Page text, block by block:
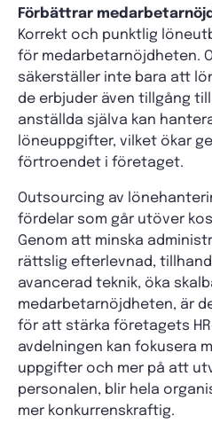
Förbättrar
Korrekt och punktlig
för medarbetarnöjdheten.
säkerställer inte bara att
de erbjuder även tillgång
anställda själva kan
löneuppgifter, vilket ökar
förtroendet i företaget.
Outsourcing av
fördelar som går utöver
Genom att minska
rättslig efterlevnad,
avancerad teknik, öka
medarbetarnöjdheten, är
för att stärka företagets
avdelningen kan fokusera
uppgifter och mer på att
personalen, blir hela
mer konkurrenskraftig.